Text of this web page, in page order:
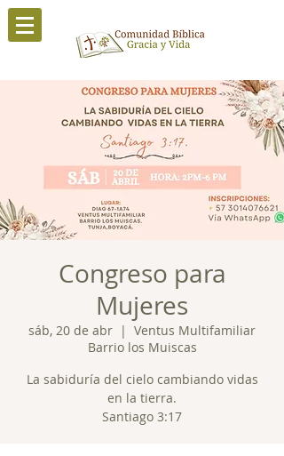
Congreso para
Mujeres
sáb, 20 de abr
  |
Ventus Multifamiliar
Barrio los Muiscas
La sabiduría del cielo cambiando vidas
en la tierra.
Santiago 3:17